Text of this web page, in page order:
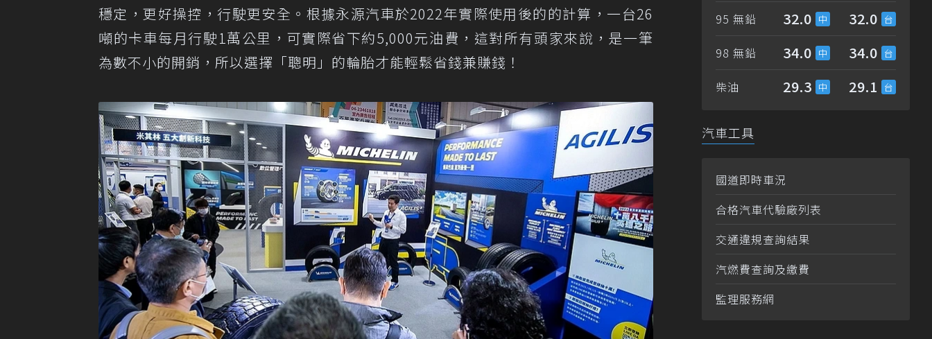
穩定，更好操控，行駛更安全。根據永源汽車於2022年實際使用後的的計算，一台26
噸的卡車每月行駛1萬公里，可實際省下約5,000元油費，這對所有頭家來說，是一筆
為數不小的開銷，所以選擇「聰明」的輪胎才能輕鬆省錢兼賺錢！
95 無鉛 32.0 32.0
98 無鉛 34.0 34.0
柴油 29.3 29.1
汽車工具
國道即時車況
合格汽車代驗廠列表
交通違規查詢結果
汽燃費查詢及繳費
監理服務網